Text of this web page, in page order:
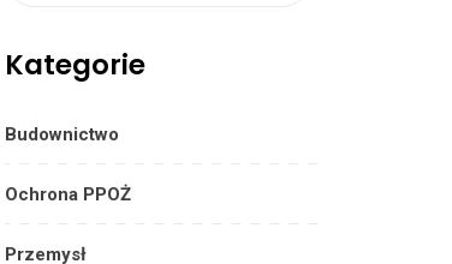
Kategorie
Budownictwo
Ochrona PPOŻ
Przemysł